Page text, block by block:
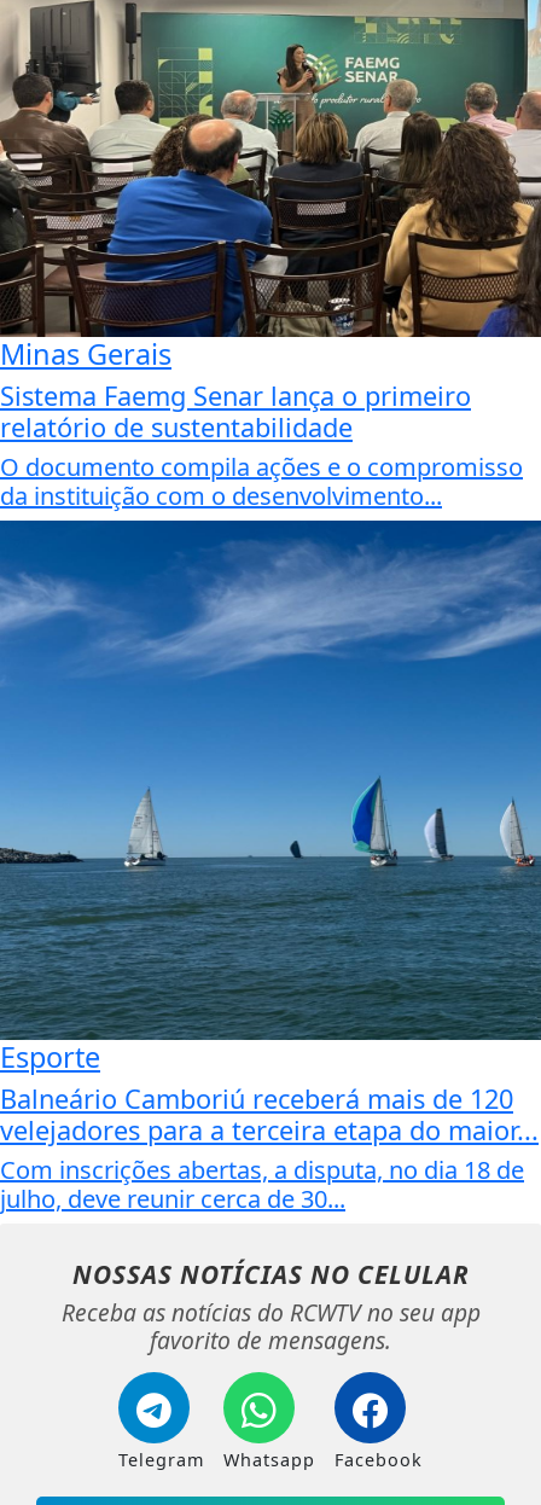
Minas Gerais
Sistema Faemg Senar lança o primeiro
relatório de sustentabilidade
O documento compila ações e o compromisso
da instituição com o desenvolvimento...
Esporte
Balneário Camboriú receberá mais de 120
velejadores para a terceira etapa do maior...
Com inscrições abertas, a disputa, no dia 18 de
julho, deve reunir cerca de 30...
NOSSAS NOTÍCIAS NO CELULAR
Receba as notícias do RCWTV no seu app
favorito de mensagens.
Telegram Whatsapp Facebook